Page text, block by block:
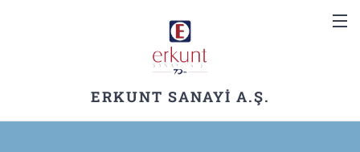
ERKUNT SANAYİ A.Ş.